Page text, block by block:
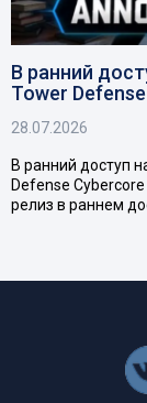
В ранний
Tower
28.07.2026
В ранний доступ
Defense
релиз в раннем